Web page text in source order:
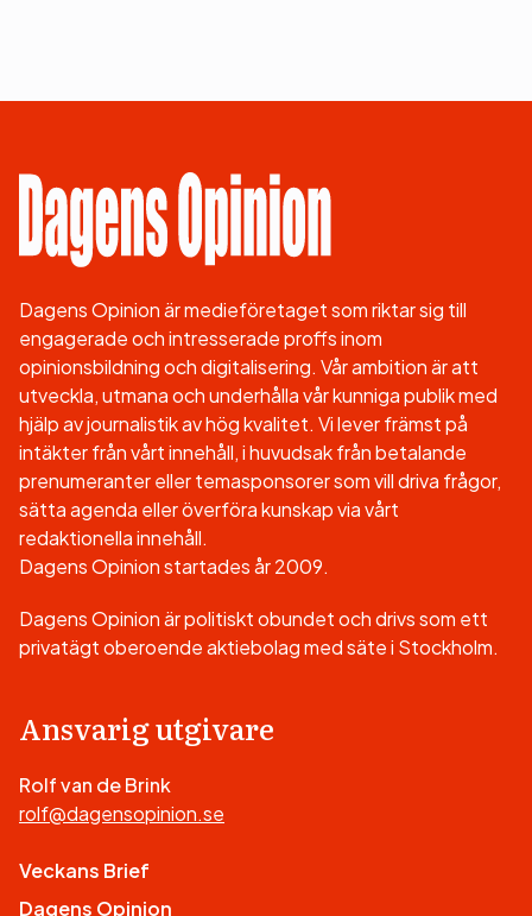
Dagens Opinion är medieföretaget som riktar sig till
engagerade och intresserade proffs inom
opinionsbildning och digitalisering. Vår ambition är att
utveckla, utmana och underhålla vår kunniga publik med
hjälp av journalistik av hög kvalitet. Vi lever främst på
intäkter från vårt innehåll, i huvudsak från betalande
prenumeranter eller temasponsorer som vill driva frågor,
sätta agenda eller överföra kunskap via vårt
redaktionella innehåll.
Dagens Opinion startades år 2009.
Dagens Opinion är politiskt obundet och drivs som ett
privatägt oberoende aktiebolag med säte i Stockholm.
Ansvarig utgivare
Rolf van de Brink
rolf@dagensopinion.se
Veckans Brief
Dagens Opinion